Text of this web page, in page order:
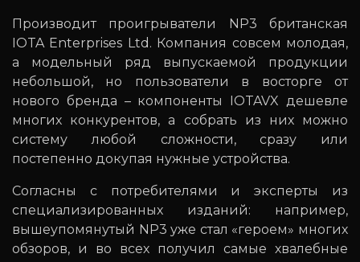
Производит проигрыватели NP3 британская
IOTA Enterprises Ltd. Компания совсем молодая,
а модельный ряд выпускаемой продукции
небольшой, но пользователи в восторге от
нового бренда – компоненты IOTAVX дешевле
многих конкурентов, а собрать из них можно
систему любой сложности, сразу или
постепенно докупая нужные устройства.
Согласны с потребителями и эксперты из
специализированных изданий: например,
вышеупомянутый NP3 уже стал «героем» многих
обзоров, и во всех получил самые хвалебные